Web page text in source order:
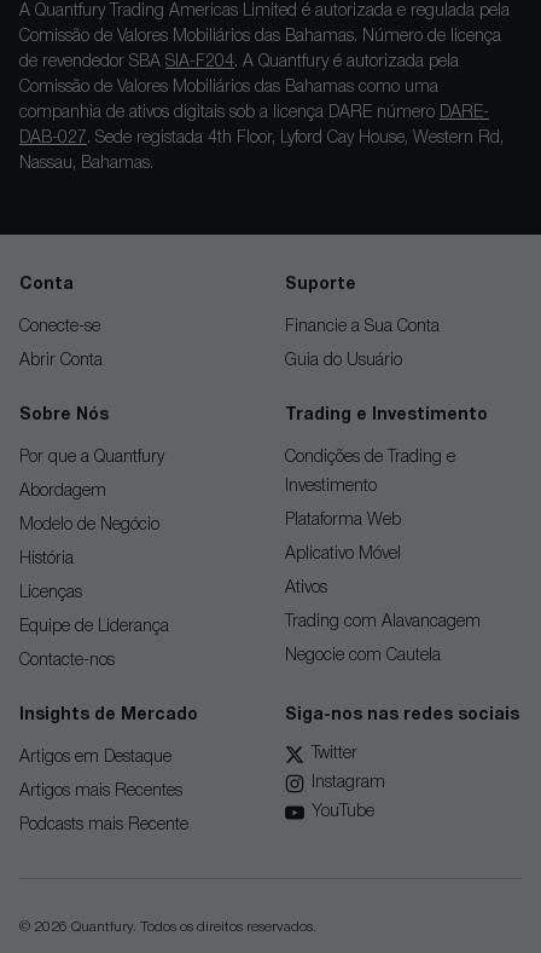
A Quantfury Trading Americas Limited é autorizada e regulada pela
Comissão de Valores Mobiliários das Bahamas. Número de licença
de revendedor SBA SIA-F204. A Quantfury é autorizada pela
Comissão de Valores Mobiliários das Bahamas como uma
companhia de ativos digitais sob a licença DARE número DARE-
DAB-027 . Sede registada 4th Floor, Lyford Cay House, Western Rd,
Nassau, Bahamas.
Conta
Conecte-se
Abrir Conta
Suporte
Financie a Sua Conta
Guia do Usuário
Sobre Nós
Por que a Quantfury
Abordagem
Modelo de Negócio
História
Licenças
Equipe de Liderança
Contacte-nos
Trading e Investimento
Condições de Trading e
Investimento
Plataforma Web
Aplicativo Móvel
Ativos
Trading com Alavancagem
Negocie com Cautela
Insights de Mercado
Artigos em Destaque
Artigos mais Recentes
Podcasts mais Recente
Siga-nos nas redes sociais
Twitter
Instagram
YouTube
© 2026 Quantfury. Todos os direitos reservados.